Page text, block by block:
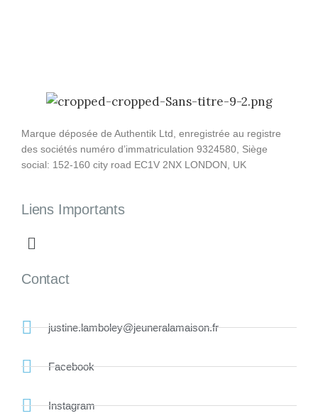
Marque déposée de Authentik Ltd, enregistrée au registre
des sociétés numéro d’immatriculation 9324580, Siège
social: 152-160 city road EC1V 2NX LONDON, UK
Liens Importants
Contact
justine.lamboley@jeuneralamaison.fr
Facebook
Instagram